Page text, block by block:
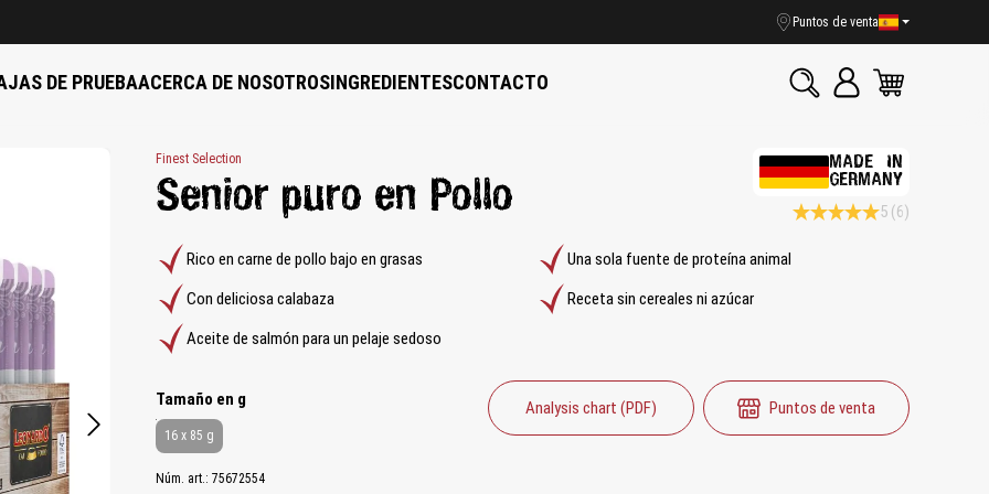
Puntos de venta
DE PRUEBAACERCA DE NOSOTROSINGREDIENTESCONTACTO
Finest Selection
Senior puro en Pollo
MADE IN
GERMANY
5 (6)
Rico en carne de pollo bajo en grasas
Una sola fuente de proteína animal
Con deliciosa calabaza
Receta sin cereales ni azúcar
Aceite de salmón para un pelaje sedoso
Tamaño en gauswählen
16 x 85 g
Núm. art.: 75672554
Analysis chart (PDF) Puntos de venta